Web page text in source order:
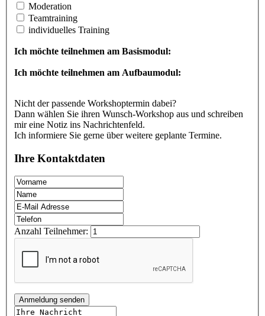
Moderation
Teamtraining
individuelles Training
Ich möchte teilnehmen am Basismodul:
Ich möchte teilnehmen am Aufbaumodul:
Nicht der passende Workshoptermin dabei?
Dann wählen Sie ihren Wunsch-Workshop aus und schreiben
mir eine Notiz ins Nachrichtenfeld.
Ich informiere Sie gerne über weitere geplante Termine.
Ihre Kontaktdaten
Anzahl Teilnehmer:
Anmeldung senden